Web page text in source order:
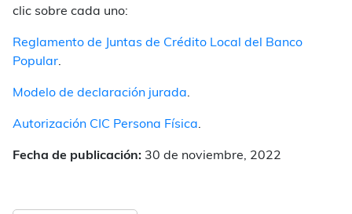
clic sobre cada uno:
Reglamento de Juntas de Crédito Local del Banco
Popular.
Modelo de declaración jurada.
Autorización CIC Persona Física.
Fecha de publicación: 30 de noviembre, 2022